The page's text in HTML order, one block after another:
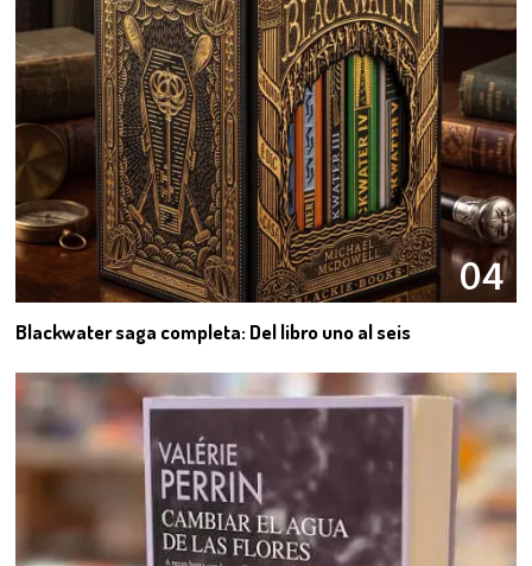
04
Blackwater saga completa: Del libro uno al seis